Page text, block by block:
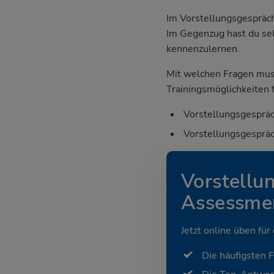
Im
Im Gegenzug hast du
kennenzulernen.
Mit welchen Fragen
Trainingsmöglichkeiten
Jetzt online üben für
Die häufigsten